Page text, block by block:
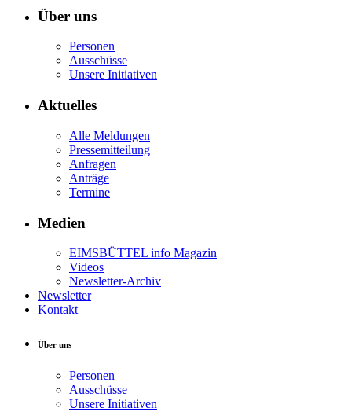
Über uns
Personen
Ausschüsse
Unsere Initiativen
Aktuelles
Alle Meldungen
Pressemitteilung
Anfragen
Anträge
Termine
Medien
EIMSBÜTTEL info Magazin
Videos
Newsletter-Archiv
Newsletter
Kontakt
Über uns
Personen
Ausschüsse
Unsere Initiativen